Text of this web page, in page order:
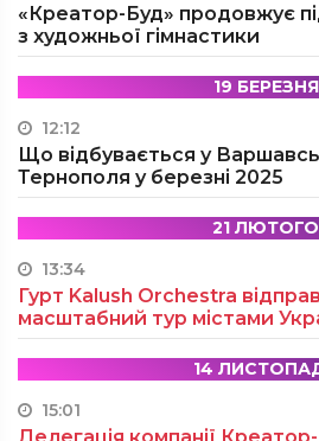
«Креатор-Буд» продовжує
з художньої гімнастики
19 БЕРЕЗНЯ
12:12
Що відбувається у
Тернополя у березні 2025
21 ЛЮТОГО
13:34
Гурт Kalush Orchestra
масштабний тур містами
14
15:01